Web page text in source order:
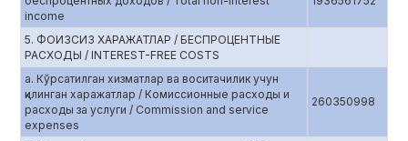
income
5. ФОИЗСИЗ ХАРАЖАТЛАР / БЕСПРОЦЕНТНЫЕ
РАСХОДЫ / INTEREST-FREE COSTS
а. Кўрсатилган хизматлар ва воситачилик учун
қилинган харажатлар / Комиссионные расходы и
расходы за услуги / Commission and service
expenses
260350998